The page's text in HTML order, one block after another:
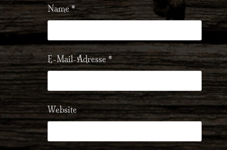
Name*
E-Mail-Adresse*
Website